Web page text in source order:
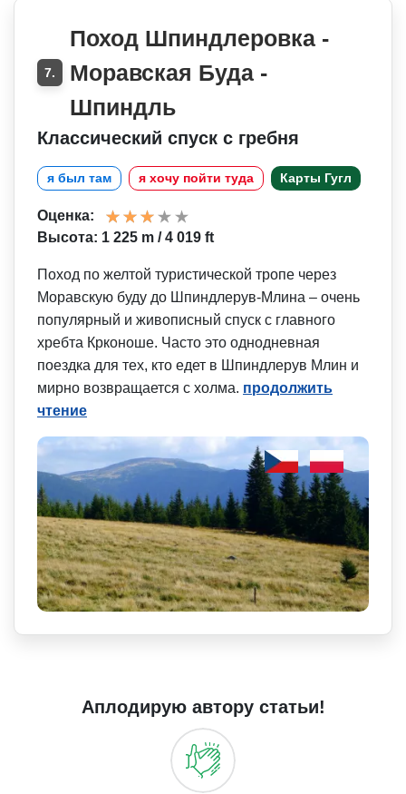
7.
Поход Шпиндлеровка -
Моравская Буда -
Шпиндль
Классический спуск с гребня
я был там я хочу пойти туда Карты Гугл
Оценка:
Высота: 1 225 m / 4 019 ft
Поход по желтой туристической тропе через
Моравскую буду до Шпиндлерув-Млина – очень
популярный и живописный спуск с главного
хребта Крконоше. Часто это однодневная
поездка для тех, кто едет в Шпиндлерув Млин и
мирно возвращается с холма. продолжить
чтение
Аплодирую автору статьи!